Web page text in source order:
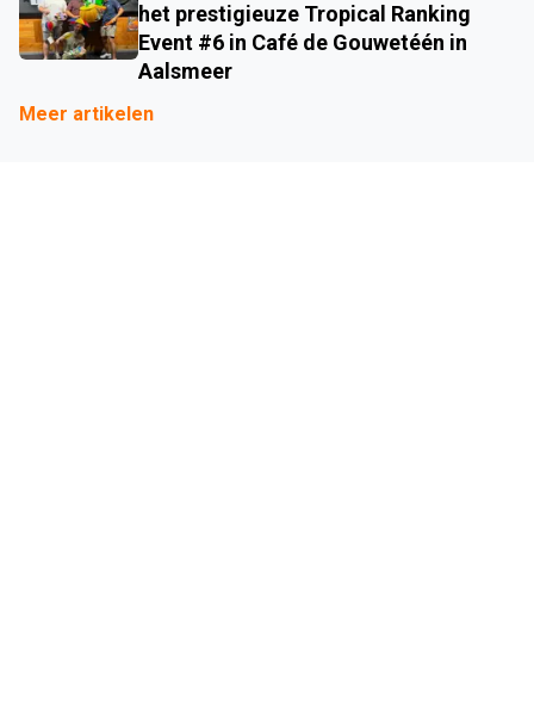
het prestigieuze Tropical Ranking
Event #6 in Café de Gouwetéén in
Aalsmeer
Meer artikelen